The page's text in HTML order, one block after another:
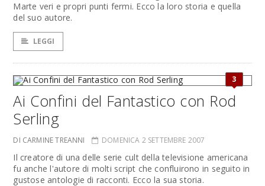
Marte veri e propri punti fermi. Ecco la loro storia e quella
del suo autore.
LEGGI
3
Ai Confini del Fantastico con Rod
Serling
DI CARMINE TREANNI DOMENICA 2 SETTEMBRE 2007
Il creatore di una delle serie cult della televisione americana
fu anche l'autore di molti script che confluirono in seguito in
gustose antologie di racconti. Ecco la sua storia.